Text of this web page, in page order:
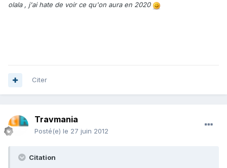
olala , j'ai hate de voir ce qu'on aura en 2020
Citer
Travmania
Posté(e) le 27 juin 2012
Citation